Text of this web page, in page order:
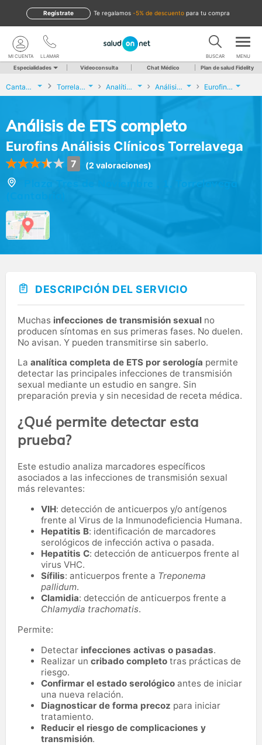
te regalamos -5% de descuento para tu compra
Regístrate
LLAMAR
MI CUENTA BUSCAR MENU
Especialidades Videoconsulta Chat Médico Plan de salud Fidelity
Cantabria Torrelavega Analíticas y Genética Análisis de ETS completo Eurofins Análisis Clínicos Torrelavega
Análisis de ETS completo
Eurofins Análisis Clínicos Torrelavega
7 (2 valoraciones)
Plaza Tres de Noviembre , 1, Torrelavega
DESCRIPCIÓN DEL SERVICIO
Muchas infecciones de transmisión sexual no
producen síntomas en sus primeras fases. No duelen.
No avisan. Y pueden transmitirse sin saberlo.
La analítica completa de ETS por serología permite
detectar las principales infecciones de transmisión
sexual mediante un estudio en sangre. Sin
preparación previa y sin necesidad de receta médica.
¿Qué permite detectar esta
prueba?
Este estudio analiza marcadores específicos
asociados a las infecciones de transmisión sexual
más relevantes:
VIH: detección de anticuerpos y/o antígenos
frente al Virus de la Inmunodeficiencia Humana.
Hepatitis B: identificación de marcadores
serológicos de infección activa o pasada.
Hepatitis C: detección de anticuerpos frente al
virus VHC.
Sífilis: anticuerpos frente a Treponema
pallidum.
Clamidia: detección de anticuerpos frente a
Chlamydia trachomatis.
Permite:
Detectar infecciones activas o pasadas.
Realizar un cribado completo tras prácticas de
riesgo.
Confirmar el estado serológico antes de iniciar
una nueva relación.
Diagnosticar de forma precoz para iniciar
tratamiento.
Reducir el riesgo de complicaciones y
transmisión.